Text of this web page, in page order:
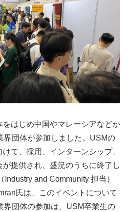
をはじめ中国やマレーシアなどか
界団体が参加しました。USMの
て、採用、インターンシップ、
提供され、盛況のうちに終了し
and Community 担当）
氏は、このイベントについて
界団体の参加は、USM卒業生の